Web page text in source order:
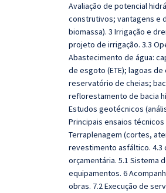
Avaliação de potencial
construtivos; vantagens e
biomassa). 3 Irrigação e
projeto de irrigação. 3.3
Abastecimento de água:
de esgoto (ETE); lagoas
reservatório de cheias;
reflorestamento de bacia
Estudos geotécnicos
Principais ensaios
Terraplenagem (cortes,
revestimento asfáltico. 4.3
orçamentária. 5.1 Sistema
equipamentos. 6
obras. 7.2 Execução de